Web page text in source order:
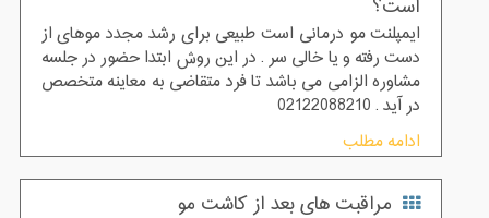
است؟
ایمپلنت مو درمانی است طبیعی برای رشد مجدد موهای از
دست رفته و یا خالی سر . در این روش ابتدا حضور در جلسه
مشاوره الزامی می باشد تا فرد متقاضی به معاینه متخصص
در آید . 02122088210
ادامه مطلب
مراقبت های بعد از کاشت مو